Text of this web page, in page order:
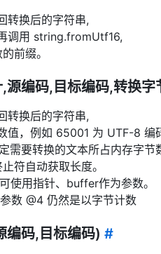
转换后的字符串,
调用 string.fromUtf16,
前缀。
编码,目标编码,转换
转换后的字符串,
值，例如 65001 为 UTF-8 编
需要转换的文本所占内存字节
符自动获取长度。
使用指针、buffer作为参数。
数 @4 仍然是以字节计数
码,目标编码) #